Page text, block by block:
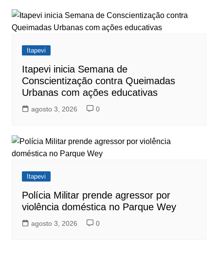
Itapevi
Itapevi inicia Semana de
Conscientização contra Queimadas
Urbanas com ações educativas
agosto 3, 2026 0
Itapevi
Polícia Militar prende agressor por
violência doméstica no Parque Wey
agosto 3, 2026 0